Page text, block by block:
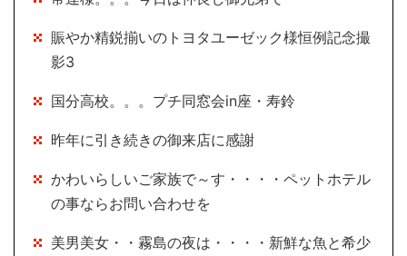
賑やか精鋭揃いのトヨタユーゼック様恒例記念撮
影3
国分高校。。。プチ同窓会in座・寿鈴
昨年に引き続きの御来店に感謝
かわいらしいご家族で～す・・・・ペットホテル
の事ならお問い合わせを
美男美女・・霧島の夜は・・・・新鮮な魚と希少